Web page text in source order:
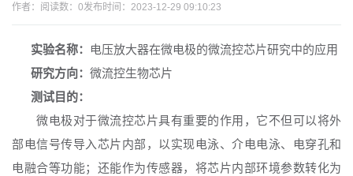
作者： 阅读数： 0发布时间：2023-12-29 09:10:23
实验名称：
电压放大器在微电极的微流控芯片研究中的应用
研究方向： 微流控生物芯片
测试目的：
微电极对于微流控芯片具有重要的作用，它不但可以将外
部电信号传导入芯片内部，以实现电泳、介电电泳、电穿孔和
电融合等功能；还能作为传感器，将芯片内部环境参数转化为